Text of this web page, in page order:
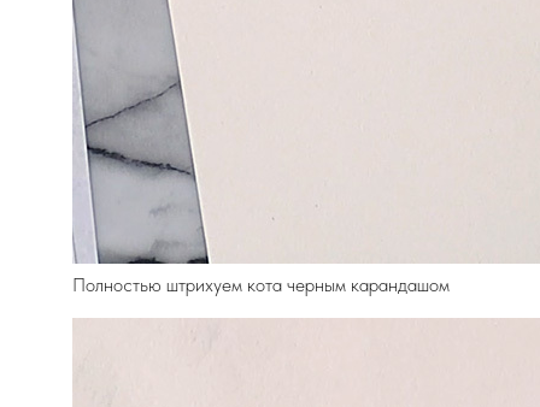
Полностью штрихуем кота черным карандашом